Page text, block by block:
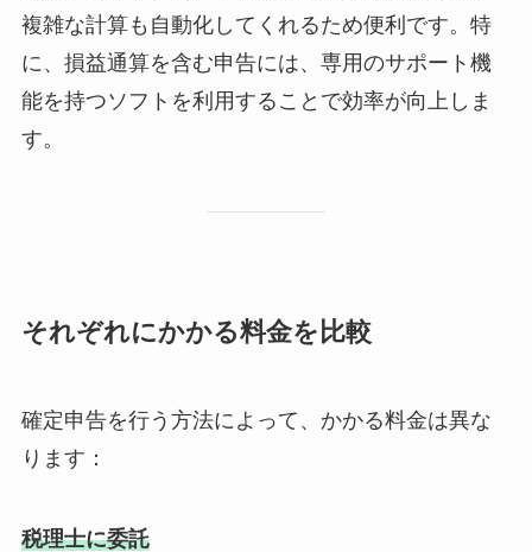
複雑な計算も自動化してくれるため便利です。特
に、損益通算を含む申告には、専用のサポート機
能を持つソフトを利用することで効率が向上しま
す。
それぞれにかかる料金を比較
確定申告を行う方法によって、かかる料金は異な
ります：
税理士に委託